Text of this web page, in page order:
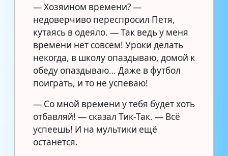
— Хозяином времени? —
недоверчиво переспросил Петя,
кутаясь в одеяло. — Так ведь у меня
времени нет совсем! Уроки делать
некогда, в школу опаздываю, домой к
обеду опаздываю… Даже в футбол
поиграть, и то не успеваю!
— Со мной времени у тебя будет хоть
отбавляй! — сказал Тик-Так. — Всё
успеешь! И на мультики ещё
останется.